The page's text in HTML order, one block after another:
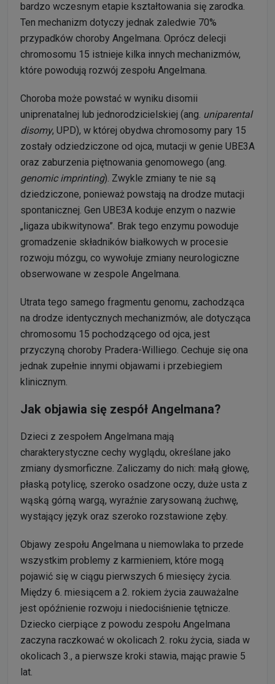
bardzo wczesnym etapie kształtowania się zarodka.
Ten mechanizm dotyczy jednak zaledwie 70%
przypadków choroby Angelmana. Oprócz delecji
chromosomu 15 istnieje kilka innych mechanizmów,
które powodują rozwój zespołu Angelmana.
Choroba może powstać w wyniku disomii
uniprenatalnej lub jednorodzicielskiej (ang. uniparental
disomy, UPD), w której obydwa chromosomy pary 15
zostały odziedziczone od ojca, mutacji w genie UBE3A
oraz zaburzenia piętnowania genomowego (ang.
genomic imprinting). Zwykle zmiany te nie są
dziedziczone, ponieważ powstają na drodze mutacji
spontanicznej. Gen UBE3A koduje enzym o nazwie
„ligaza ubikwitynowa”. Brak tego enzymu powoduje
gromadzenie składników białkowych w procesie
rozwoju mózgu, co wywołuje zmiany neurologiczne
obserwowane w zespole Angelmana.
Utrata tego samego fragmentu genomu, zachodząca
na drodze identycznych mechanizmów, ale dotycząca
chromosomu 15 pochodzącego od ojca, jest
przyczyną choroby Pradera-Williego. Cechuje się ona
jednak zupełnie innymi objawami i przebiegiem
klinicznym.
Jak objawia się zespół Angelmana?
Dzieci z zespołem Angelmana mają
charakterystyczne cechy wyglądu, określane jako
zmiany dysmorficzne. Zaliczamy do nich: małą głowę,
płaską potylicę, szeroko osadzone oczy, duże usta z
wąską górną wargą, wyraźnie zarysowaną żuchwę,
wystający język oraz szeroko rozstawione zęby.
Objawy zespołu Angelmana u niemowlaka to przede
wszystkim problemy z karmieniem, które mogą
pojawić się w ciągu pierwszych 6 miesięcy życia.
Między 6. miesiącem a 2. rokiem życia zauważalne
jest opóźnienie rozwoju i niedociśnienie tętnicze.
Dziecko cierpiące z powodu zespołu Angelmana
zaczyna raczkować w okolicach 2. roku życia, siada w
okolicach 3., a pierwsze kroki stawia, mając prawie 5
lat.